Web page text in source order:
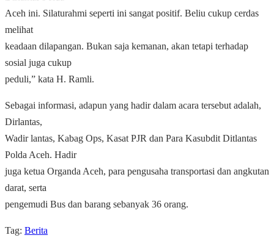
Aceh ini. Silaturahmi seperti ini sangat positif. Beliu cukup cerdas
melihat
keadaan dilapangan. Bukan saja kemanan, akan tetapi terhadap
sosial juga cukup
peduli,” kata H. Ramli.
Sebagai informasi, adapun yang hadir dalam acara tersebut adalah,
Dirlantas,
Wadir lantas, Kabag Ops, Kasat PJR dan Para Kasubdit Ditlantas
Polda Aceh. Hadir
juga ketua Organda Aceh, para pengusaha transportasi dan angkutan
darat, serta
pengemudi Bus dan barang sebanyak 36 orang.
Tag: Berita